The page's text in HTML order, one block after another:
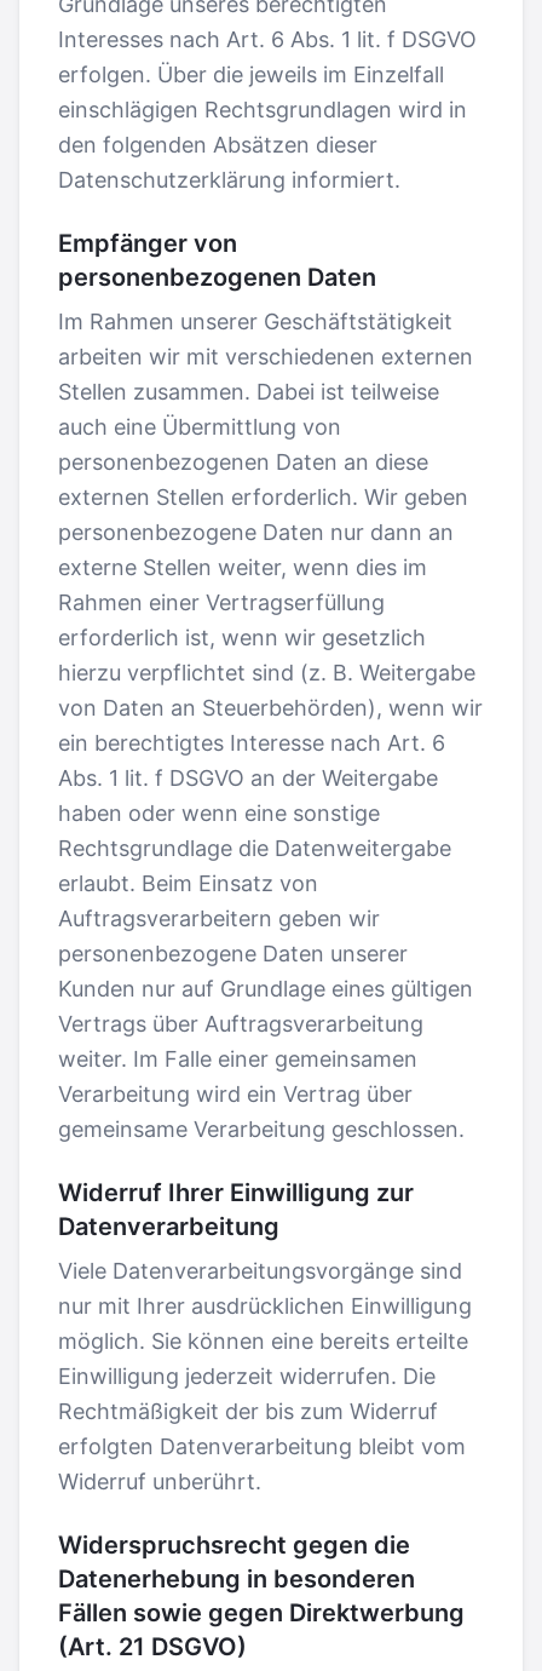
Interesses nach Art. 6 Abs. 1 lit. f DSGVO
erfolgen. Über die jeweils im Einzelfall
einschlägigen Rechtsgrundlagen wird in
den folgenden Absätzen dieser
Datenschutzerklärung informiert.
Empfänger von
personenbezogenen Daten
Im Rahmen unserer Geschäftstätigkeit
arbeiten wir mit verschiedenen externen
Stellen zusammen. Dabei ist teilweise
auch eine Übermittlung von
personenbezogenen Daten an diese
externen Stellen erforderlich. Wir geben
personenbezogene Daten nur dann an
externe Stellen weiter, wenn dies im
Rahmen einer Vertragserfüllung
erforderlich ist, wenn wir gesetzlich
hierzu verpflichtet sind (z. B. Weitergabe
von Daten an Steuerbehörden), wenn wir
ein berechtigtes Interesse nach Art. 6
Abs. 1 lit. f DSGVO an der Weitergabe
haben oder wenn eine sonstige
Rechtsgrundlage die Datenweitergabe
erlaubt. Beim Einsatz von
Auftragsverarbeitern geben wir
personenbezogene Daten unserer
Kunden nur auf Grundlage eines gültigen
Vertrags über Auftragsverarbeitung
weiter. Im Falle einer gemeinsamen
Verarbeitung wird ein Vertrag über
gemeinsame Verarbeitung geschlossen.
Widerruf Ihrer Einwilligung zur
Datenverarbeitung
Viele Datenverarbeitungsvorgänge sind
nur mit Ihrer ausdrücklichen Einwilligung
möglich. Sie können eine bereits erteilte
Einwilligung jederzeit widerrufen. Die
Rechtmäßigkeit der bis zum Widerruf
erfolgten Datenverarbeitung bleibt vom
Widerruf unberührt.
Widerspruchsrecht gegen die
Datenerhebung in besonderen
Fällen sowie gegen Direktwerbung
(Art. 21 DSGVO)